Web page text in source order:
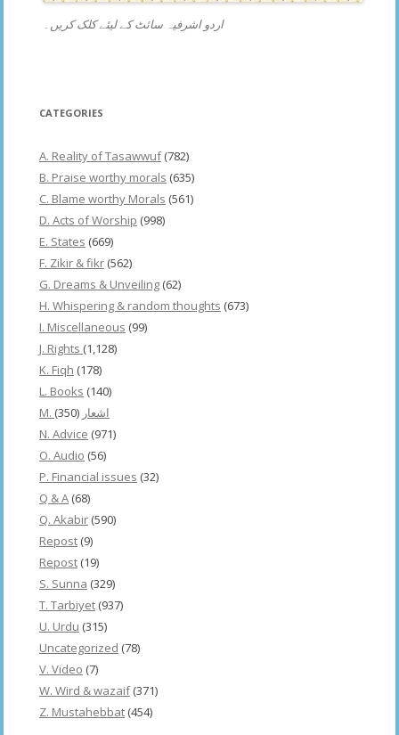
اردو اشرفیہ سائٹ کے لیئے کلک کریں۔
CATEGORIES
A. Reality of Tasawwuf(782)
B. Praise worthy morals (635)
C. Blame worthy Morals (561)
D. Acts of Worship (998)
E. States (669)
F. Zikir & fikr (562)
G. Dreams & Unveiling (62)
H. Whispering & random thoughts (673)
I. Miscellaneous (99)
J. Rights (1,128)
K. Fiqh (178)
L. Books (140)
M. اشعار (350)
N. Advice (971)
O. Audio (56)
P. Financial issues (32)
Q & A (68)
Q. Akabir (590)
Repost (9)
Repost (19)
S. Sunna (329)
T. Tarbiyet (937)
U. Urdu (315)
Uncategorized (78)
V. Video (7)
W. Wird & wazaif(371)
Z. Mustahebbat (454)